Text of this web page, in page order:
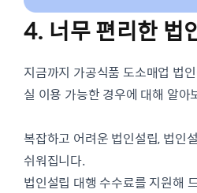
4. 너무 편리한 법
지금까지 가공식품 도소매업 법
실 이용 가능한 경우에 대해 알아
복잡하고 어려운 법인설립, 법인
쉬워집니다.
법인설립 대행 수수료를 지원해